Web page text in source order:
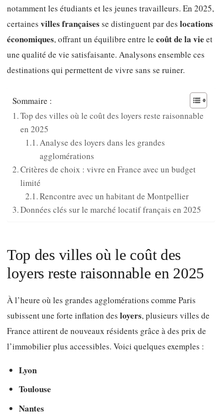
notamment les étudiants et les jeunes travailleurs. En 2025,
certaines villes françaises se distinguent par des locations
économiques, offrant un équilibre entre le coût de la vie et
une qualité de vie satisfaisante. Analysons ensemble ces
destinations qui permettent de vivre sans se ruiner.
Sommaire :
Top des villes où le coût des loyers reste raisonnable
en 2025
Analyse des loyers dans les grandes
agglomérations
Critères de choix : vivre en France avec un budget
limité
Rencontre avec un habitant de Montpellier
Données clés sur le marché locatif français en 2025
Top des villes où le coût des
loyers reste raisonnable en 2025
À l’heure où les grandes agglomérations comme Paris
subissent une forte inflation des loyers, plusieurs villes de
France attirent de nouveaux résidents grâce à des prix de
l’immobilier plus accessibles. Voici quelques exemples :
Lyon
Toulouse
Nantes